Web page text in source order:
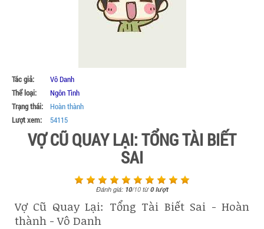
Tác giả:
Vô Danh
Thể loại:
Ngôn Tình
Trạng thái:
Hoàn thành
Lượt xem:
54115
VỢ CŨ QUAY LẠI: TỔNG TÀI BIẾT
SAI
Đánh giá: 10/10từ0lượt
Vợ Cũ Quay Lại: Tổng Tài Biết Sai - Hoàn
thành - Vô Danh